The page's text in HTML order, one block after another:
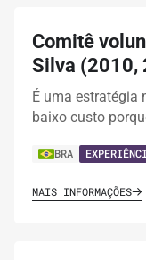
Comitê
Silva (2010,
É uma estratégia
baixo custo
BRA
MAIS INFORMAÇÕES